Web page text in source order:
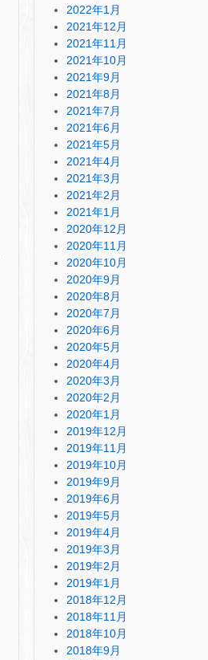
2022年1月
2021年12月
2021年11月
2021年10月
2021年9月
2021年8月
2021年7月
2021年6月
2021年5月
2021年4月
2021年3月
2021年2月
2021年1月
2020年12月
2020年11月
2020年10月
2020年9月
2020年8月
2020年7月
2020年6月
2020年5月
2020年4月
2020年3月
2020年2月
2020年1月
2019年12月
2019年11月
2019年10月
2019年9月
2019年6月
2019年5月
2019年4月
2019年3月
2019年2月
2019年1月
2018年12月
2018年11月
2018年10月
2018年9月